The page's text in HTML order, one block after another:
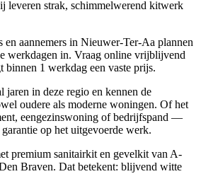
leveren strak, schimmelwerend kitwerk
aannemers in Nieuwer-Ter-Aa plannen
werkdagen in. Vraag online vrijblijvend
binnen 1 werkdag een vaste prijs.
jaren in deze regio en kennen de
oudere als moderne woningen. Of het
eengezinswoning of bedrijfspand —
op het uitgevoerde werk.
premium sanitairkit en gevelkit van A-
Braven. Dat betekent: blijvend witte